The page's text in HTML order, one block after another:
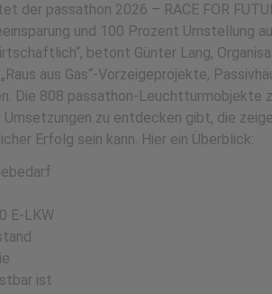
passathon 2026 – RACE FOR
und 100 Prozent Umstellung
betont Günter Lang,
aus Gas“-Vorzeigeprojekte,
Die 808 passathon-Leuchtturmobjekte
zu entdecken gibt, die
Erfolg sein kann. Hier ein Überblick:
E-LKW
ist